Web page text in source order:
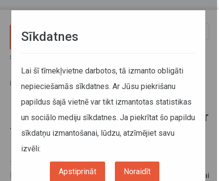
Sākums
Eiropas Komisijas skaidrojums par terminu "nekomerciāli
pārvadājumi"
Eiropas Komisijas skaidrojums par
terminu "nekomerciāli
pārvadājumi"
25. jūnijs 2013
Informējam, ka Latvija vērsās Eiropas Komisijā, lai
Sīkdatnes
Lai šī tīmekļvietne darbotos, tā izmanto obligāti
nepieciešamās sīkdatnes. Ar Jūsu piekrišanu
papildus šajā vietnē var tikt izmantotas statistikas
un sociālo mediju sīkdatnes. Ja piekrītat šo papildu
sīkdatņu izmantošanai, lūdzu, atzīmējiet savu
izvēli:
Apstiprināt Noraidīt